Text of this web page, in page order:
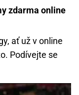
zdarma online
ať už v online
Podívejte se